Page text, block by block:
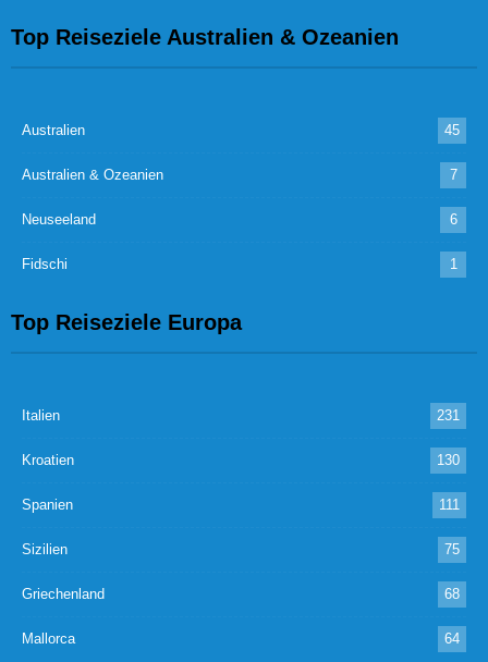
Top Reiseziele Australien & Ozeanien
Australien 45
Australien & Ozeanien 7
Neuseeland 6
Fidschi 1
Top Reiseziele Europa
Italien 231
Kroatien 130
Spanien 111
Sizilien 75
Griechenland 68
Mallorca 64